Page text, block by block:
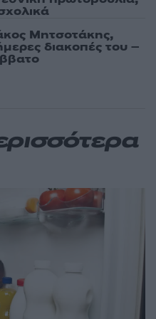
Μητσοτάκης,
διακοπές του –